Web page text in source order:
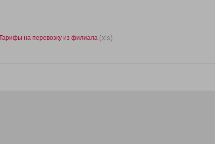
на перевозку из филиала (xls)